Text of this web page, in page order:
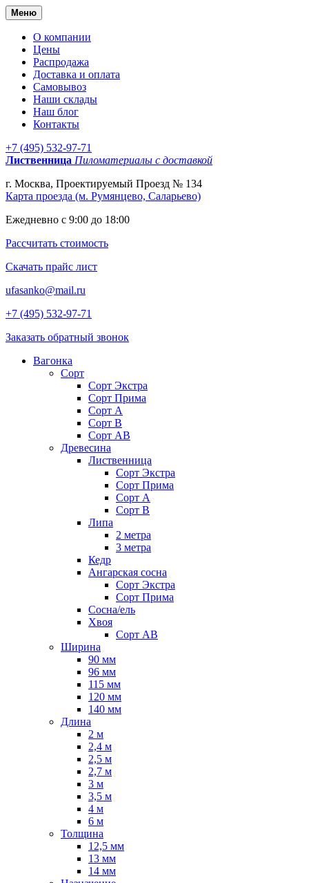
Меню
О компании
Цены
Распродажа
Доставка и оплата
Самовывоз
Наши склады
Наш блог
Контакты
+7 (495) 532-97-71
Лиственница Пиломатериалы с доставкой
г. Москва, Проектируемый Проезд № 134
Карта проезда (м. Румянцево, Саларьево)
Ежедневно с 9:00 до 18:00
Рассчитать стоимость
Скачать прайс лист
ufasanko@mail.ru
+7 (495) 532-97-71
Заказать обратный звонок
Вагонка
Сорт
Сорт Экстра
Сорт Прима
Сорт A
Сорт В
Сорт AB
Древесина
Лиственница
Сорт Экстра
Сорт Прима
Сорт А
Сорт В
Липа
2 метра
3 метра
Кедр
Ангарская сосна
Cорт Экстра
Сорт Прима
Сосна/ель
Хвоя
Сорт AB
Ширина
90 мм
96 мм
115 мм
120 мм
140 мм
Длина
2 м
2,4 м
2,5 м
2,7 м
3 м
3,5 м
4 м
6 м
Толщина
12,5 мм
13 мм
14 мм